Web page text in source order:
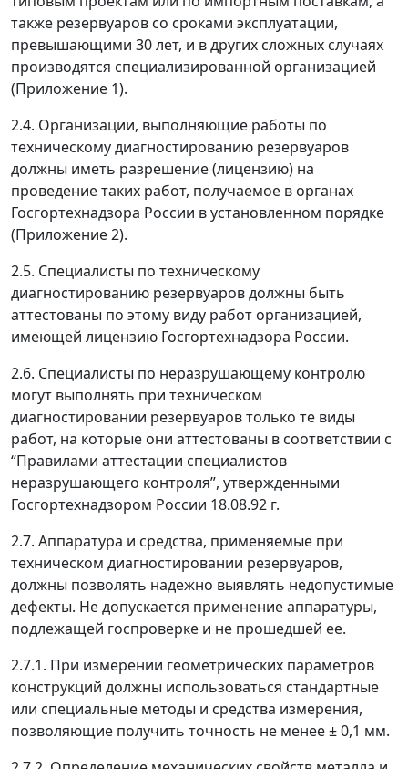
также резервуаров со сроками эксплуатации,
превышающими 30 лет, и в других сложных случаях
производятся специализированной организацией
(Приложение 1).
2.4. Организации, выполняющие работы по
техническому диагностированию резервуаров
должны иметь разрешение (лицензию) на
проведение таких работ, получаемое в органах
Госгортехнадзора России в установленном порядке
(Приложение 2).
2.5. Специалисты по техническому
диагностированию резервуаров должны быть
аттестованы по этому виду работ организацией,
имеющей лицензию Госгортехнадзора России.
2.6. Специалисты по неразрушающему контролю
могут выполнять при техническом
диагностировании резервуаров только те виды
работ, на которые они аттестованы в соответствии с
“Правилами аттестации специалистов
неразрушающего контроля”, утвержденными
Госгортехнадзором России 18.08.92 г.
2.7. Аппаратура и средства, применяемые при
техническом диагностировании резервуаров,
должны позволять надежно выявлять недопустимые
дефекты. Не допускается применение аппаратуры,
подлежащей госпроверке и не прошедшей ее.
2.7.1. При измерении геометрических параметров
конструкций должны использоваться стандартные
или специальные методы и средства измерения,
позволяющие получить точность не менее ± 0,1 мм.